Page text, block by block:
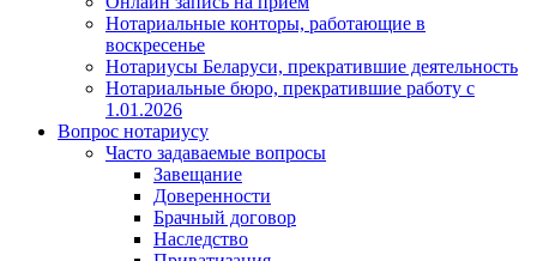
Нотариальные конторы, работающие в
воскресенье
Нотариусы Беларуси, прекратившие деятельность
Нотариальные бюро, прекратившие работу с
1.01.2026
Вопрос нотариусу
Часто задаваемые вопросы
Завещание
Доверенности
Брачный договор
Наследство